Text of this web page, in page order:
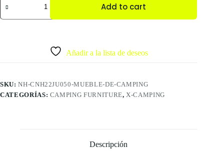
Add to cart
Añadir a la lista de deseos
SKU:NH-CNH22JU050-MUEBLE-DE-CAMPING
CATEGORÍAS: CAMPING FURNITURE, X-CAMPING
Descripción